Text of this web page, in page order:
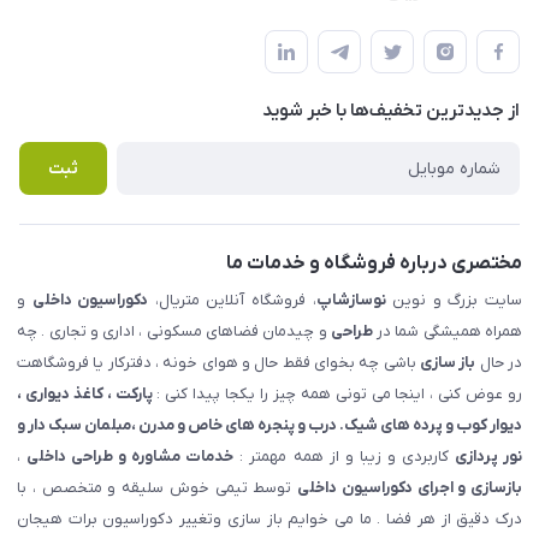
املاک مدنی - نوساز شاپ
لیست محصولات
درباره ما
قوانین و مقررات
حریم خصوصی
راهنما
پرسش های متداول
از جدید‌ترین تخفیف‌ها با‌ خبر شوید
ثبت
مختصری درباره فروشگاه و خدمات ما
سایت بزرگ و نویننوسازشاپ، فروشگاه آنلاین متریال، دکوراسیون داخلی و
همراه همیشگی شما درطراحی و چیدمان فضاهای مسکونی ، اداری و تجاری . چه
در حال باز سازی باشی چه بخوای فقط حال و هوای خونه ، دفترکار یا فروشگاهت
رو عوض کنی ، اینجا می تونی همه چیز را یکجا پیدا کنی :پارکت ، کاغذ دیواری ،
دیوار کوب و پرده های شیک. درب و پنجره های خاص و مدرن ،مبلمان سبک دار و
نور پردازی کاربردی و زیبا و از همه مهمتر : خدمات مشاوره و طراحی داخلی ،
بازسازی و اجرای دکوراسیون داخلی توسط تیمی خوش سلیقه و متخصص ، با
درک دقیق از هر فضا . ما می خوایم باز سازی وتغییر دکوراسیون برات هیجان